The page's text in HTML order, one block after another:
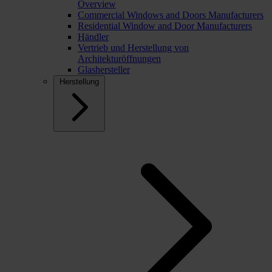
Overview
Commercial Windows and Doors Manufacturers
Residential Window and Door Manufacturers
Händler
Vertrieb und Herstellung von
Architekturöffnungen
Glashersteller
Herstellung